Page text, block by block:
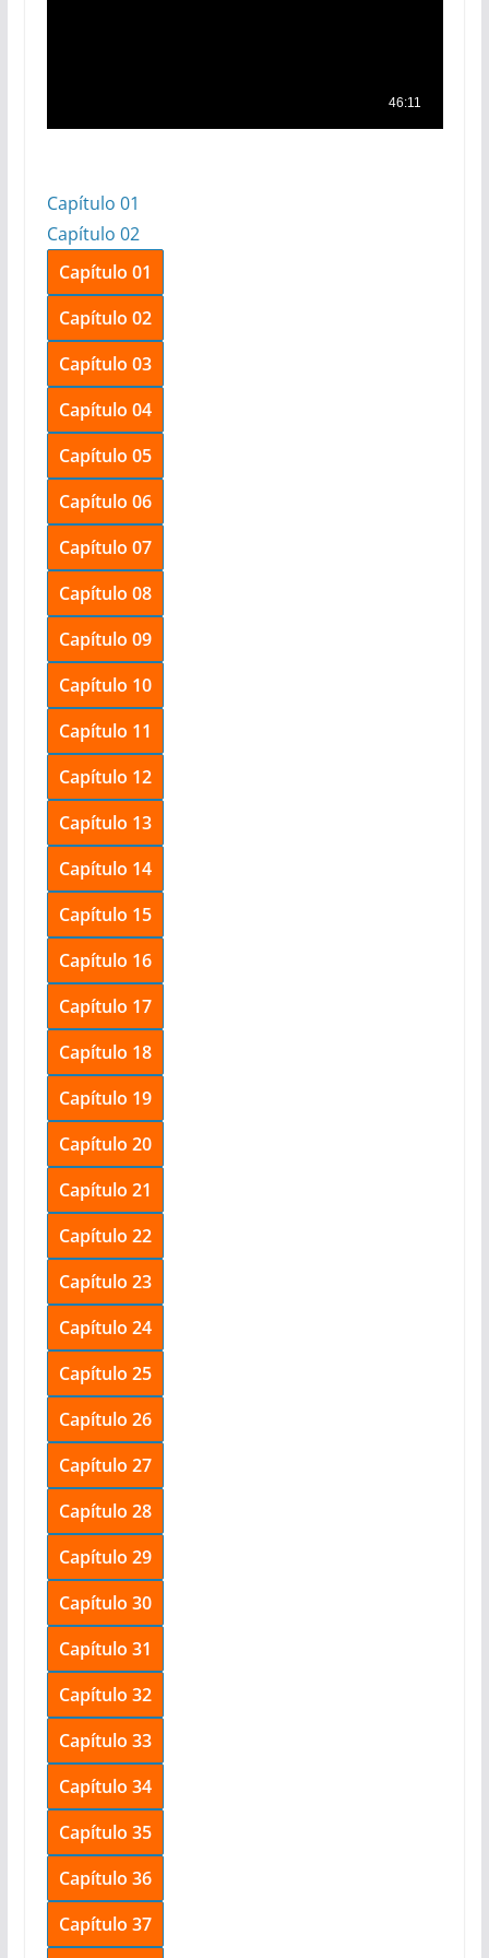
Capítulo 01
Capítulo 02
Capítulo 01
Capítulo 02
Capítulo 03
Capítulo 04
Capítulo 05
Capítulo 06
Capítulo 07
Capítulo 08
Capítulo 09
Capítulo 10
Capítulo 11
Capítulo 12
Capítulo 13
Capítulo 14
Capítulo 15
Capítulo 16
Capítulo 17
Capítulo 18
Capítulo 19
Capítulo 20
Capítulo 21
Capítulo 22
Capítulo 23
Capítulo 24
Capítulo 25
Capítulo 26
Capítulo 27
Capítulo 28
Capítulo 29
Capítulo 30
Capítulo 31
Capítulo 32
Capítulo 33
Capítulo 34
Capítulo 35
Capítulo 36
Capítulo 37